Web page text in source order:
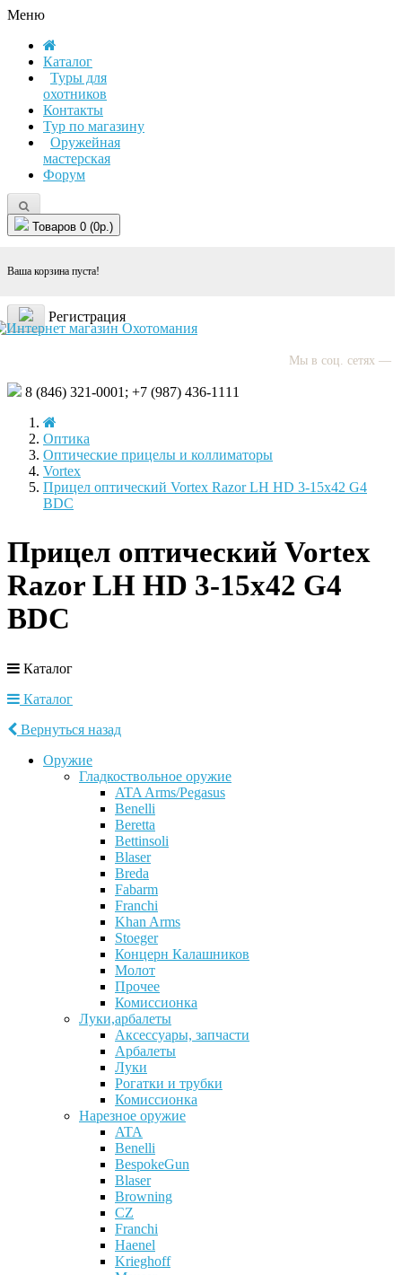
Меню
Каталог
Туры для
охотников
Контакты
Тур по магазину
Оружейная
мастерская
Форум
Товаров 0 (0р.)
Ваша корзина пуста!
Регистрация
Мы в соц. сетях —
8 (846) 321-0001; +7 (987) 436-1111
Оптика
Оптические прицелы и коллиматоры
Vortex
Прицел оптический Vortex Razor LH HD 3-15x42 G4
BDC
Прицел оптический Vortex
Razor LH HD 3-15x42 G4
BDC
Каталог
Каталог
Вернуться назад
Оружие
Гладкоствольное оружие
ATA Arms/Pegasus
Benelli
Beretta
Bettinsoli
Blaser
Breda
Fabarm
Franchi
Khan Arms
Stoeger
Концерн Калашников
Молот
Прочее
Комиссионка
Луки,арбалеты
Аксессуары, запчасти
Арбалеты
Луки
Рогатки и трубки
Комиссионка
Нарезное оружие
ATA
Benelli
BespokeGun
Blaser
Browning
CZ
Franchi
Haenel
Krieghoff